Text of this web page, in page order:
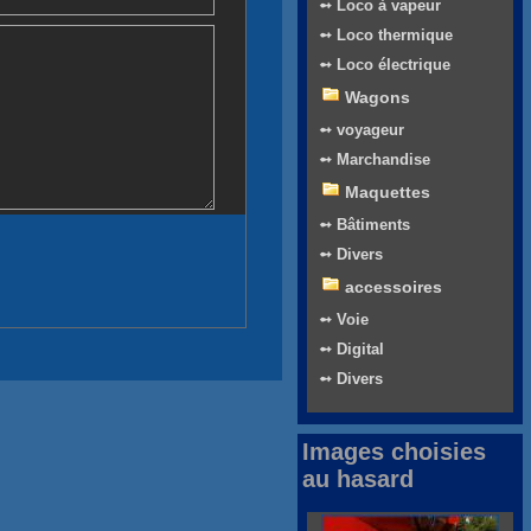
➻ Loco à vapeur
➻ Loco thermique
➻ Loco électrique
Wagons
➻ voyageur
➻ Marchandise
Maquettes
➻ Bâtiments
➻ Divers
accessoires
➻ Voie
➻ Digital
➻ Divers
Images choisies
au hasard